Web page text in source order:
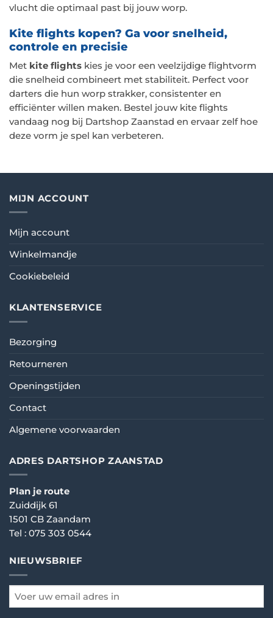
vlucht die optimaal past bij jouw worp.
Kite flights kopen? Ga voor snelheid,
controle en precisie
Met kite flights kies je voor een veelzijdige flightvorm
die snelheid combineert met stabiliteit. Perfect voor
darters die hun worp strakker, consistenter en
efficiënter willen maken. Bestel jouw kite flights
vandaag nog bij Dartshop Zaanstad en ervaar zelf hoe
deze vorm je spel kan verbeteren.
MIJN ACCOUNT
Mijn account
Winkelmandje
Cookiebeleid
KLANTENSERVICE
Bezorging
Retourneren
Openingstijden
Contact
Algemene voorwaarden
ADRES DARTSHOP ZAANSTAD
Plan je route
Zuiddijk 61
1501 CB Zaandam
Tel : 075 303 0544
NIEUWSBRIEF
email
*